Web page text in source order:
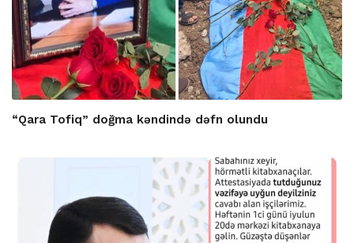
“Qara Tofiq” doğma kəndində dəfn olundu